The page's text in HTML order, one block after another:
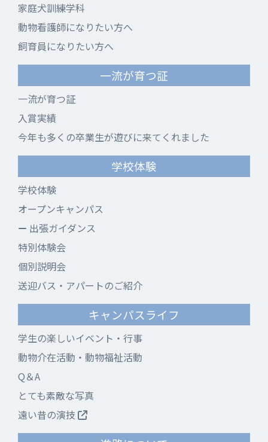
家庭犬訓練学科
動物看護師になりたい方へ
飼育員になりたい方へ
一流が育つ証
一流が育つ証
入賞実績
今年も多くの卒業生が遊びに来てくれました
学校体験
学校体験
オープンキャンパス
出張ガイダンス
特別体験会
個別説明会
送迎バス・アパートのご紹介
キャンパスライフ
学生の楽しいイベント・行事
動物介在活動・動物福祉活動
Q＆A
とても素敵な写真
遠い昔の演技